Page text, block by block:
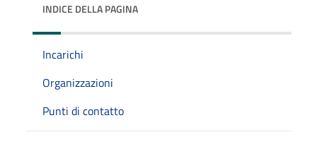
INDICE DELLA PAGINA
Incarichi
Organizzazioni
Punti di contatto